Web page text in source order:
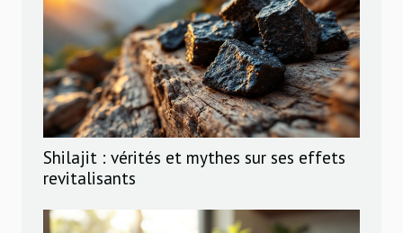
Shilajit : vérités et mythes sur ses effets
revitalisants